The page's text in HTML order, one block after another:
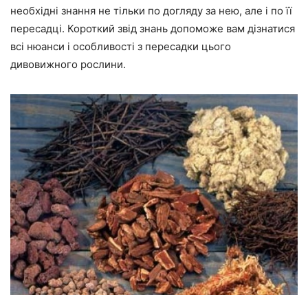
необхідні знання не тільки по догляду за нею, але і по її
пересадці. Короткий звід знань допоможе вам дізнатися
всі нюанси і особливості з пересадки цього
дивовижного рослини.